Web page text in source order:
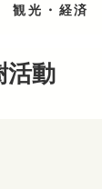
観光・経済
活動